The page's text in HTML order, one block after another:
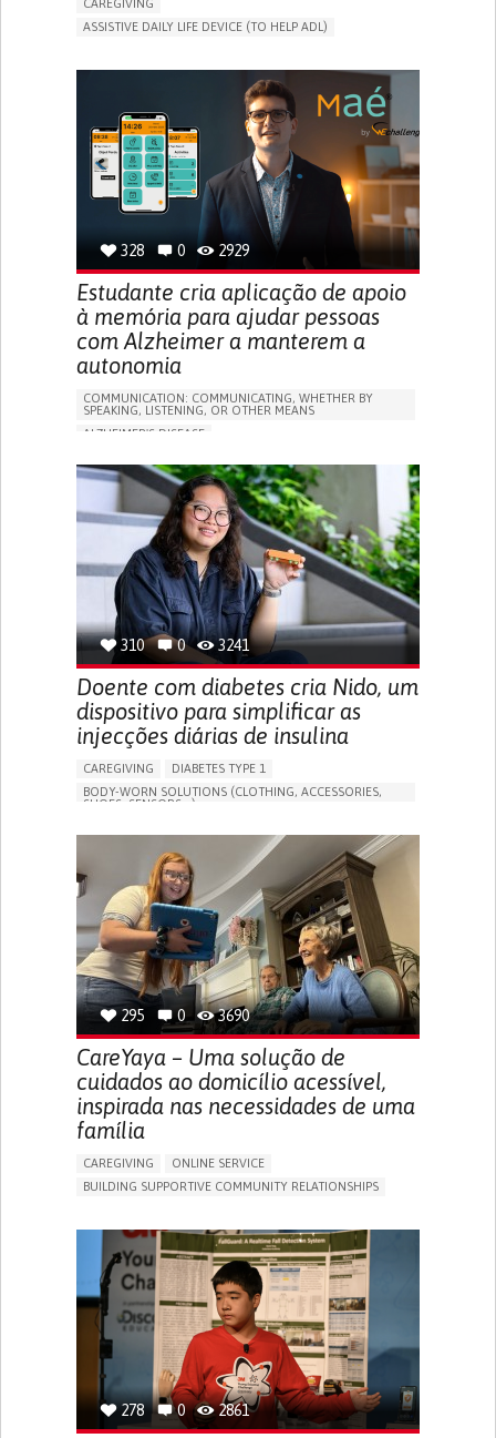
CAREGIVING
ASSISTIVE DAILY LIFE DEVICE (TO HELP ADL)
MAINTAINING BALANCE AND MOBILITY
PREVENTING (VACCINATION, PROTECTION, FALLS,
GENERAL AND FAMILY MEDICINE
CAREGIVER SUPPORT
UNITED STATES
328 0 2929
Estudante cria aplicação de apoio
à memória para ajudar pessoas
com Alzheimer a manterem a
autonomia
COMMUNICATION: COMMUNICATING, WHETHER BY
SPEAKING, LISTENING, OR OTHER MEANS
ALZHEIMER'S DISEASE
MEMORY LOSS
PROMOTING SELF-MANAGEMENT
MANAGING NEUROLOGICAL DISORDERS
CAREGIVING SUPPORT
GENERAL AND FAMILY MEDICINE
NEUROLOGY
FRANCE
310 0 3241
Doente com diabetes cria Nido, um
dispositivo para simplificar as
injecções diárias de insulina
CAREGIVING
DIABETES TYPE 1
BODY-WORN SOLUTIONS (CLOTHING, ACCESSORIES,
SHOES, SENSORS...)
295 0 3690
CareYaya – Uma solução de
cuidados ao domicílio acessível,
inspirada nas necessidades de uma
família
CAREGIVING
ONLINE SERVICE
BUILDING SUPPORTIVE COMMUNITY RELATIONSHIPS
GENERAL AND FAMILY MEDICINE
AGING
CAREGIVER SUPPORT
UNITED STATES
278 0 2861